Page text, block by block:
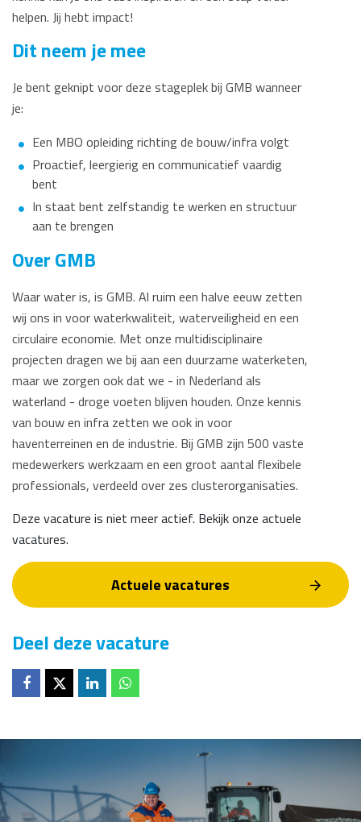
helpen. Jij hebt impact!
Dit neem je mee
Je bent geknipt voor deze stageplek bij GMB wanneer
je:
Een MBO opleiding richting de bouw/infra volgt
Proactief, leergierig en communicatief vaardig
bent
In staat bent zelfstandig te werken en structuur
aan te brengen
Over GMB
Waar water is, is GMB. Al ruim een halve eeuw zetten
wij ons in voor waterkwaliteit, waterveiligheid en een
circulaire economie. Met onze multidisciplinaire
projecten dragen we bij aan een duurzame waterketen,
maar we zorgen ook dat we - in Nederland als
waterland - droge voeten blijven houden. Onze kennis
van bouw en infra zetten we ook in voor
haventerreinen en de industrie. Bij GMB zijn 500 vaste
medewerkers werkzaam en een groot aantal flexibele
professionals, verdeeld over zes clusterorganisaties.
Deze vacature is niet meer actief. Bekijk onze actuele
vacatures.
Actuele vacatures
Deel deze vacature
Deel op Deel op Deel op Deel op